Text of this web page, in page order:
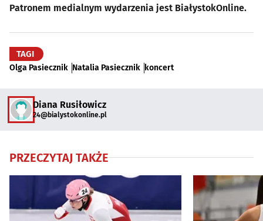
Patronem medialnym wydarzenia jest BiałystokOnline.
TAGI
Olga Pasiecznik Natalia Pasiecznik koncert
Diana Rusiłowicz
24@bialystokonline.pl
PRZECZYTAJ TAKŻE